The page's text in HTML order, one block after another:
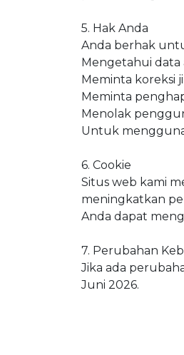
5. Hak Anda
Anda berhak
Mengetahui data
Meminta koreksi
Meminta
Menolak
Untuk
6. Cookie
Situs web kami
meningkatkan
Anda dapat
7. Perubahan
Jika ada
Juni 2026.